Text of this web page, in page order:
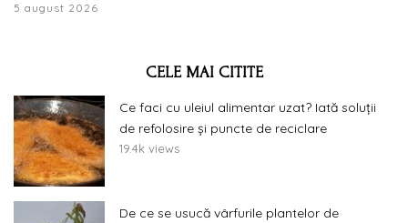
5 august 2026
CELE MAI CITITE
Ce faci cu uleiul alimentar uzat? Iată soluții
de refolosire și puncte de reciclare
19.4k views
De ce se usucă vârfurile plantelor de